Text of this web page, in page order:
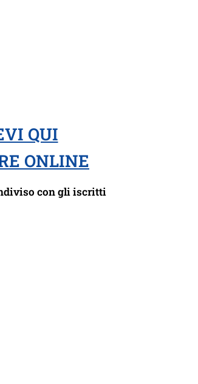
QUI
ONLINE
con gli iscritti